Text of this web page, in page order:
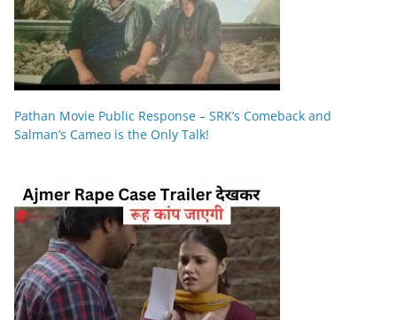
Pathan Movie Public Response – SRK’s Comeback and
Salman’s Cameo is the Only Talk!